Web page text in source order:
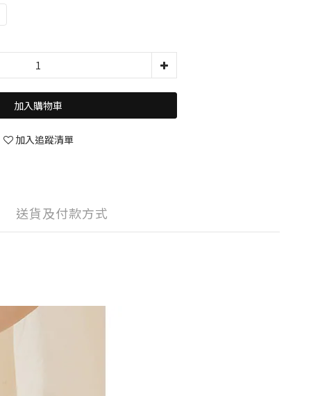
加入購物車
加入追蹤清單
送貨及付款方式